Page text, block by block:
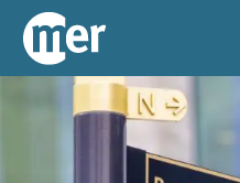
Commissie mer